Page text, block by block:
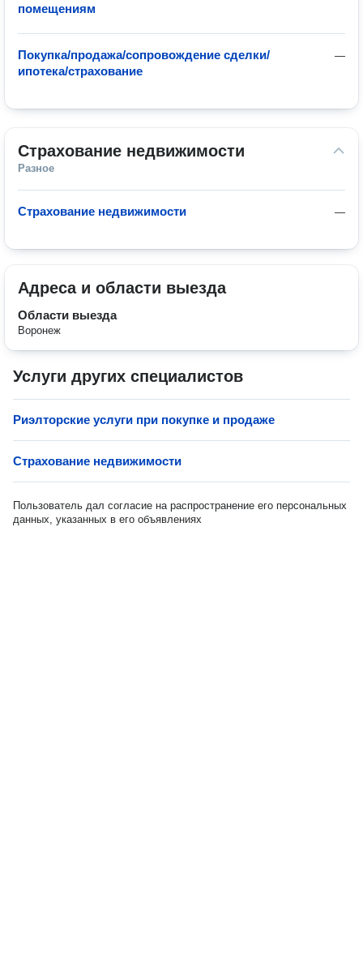
помещениям
—
Покупка/продажа/сопровождение сделки/
ипотека/страхование
Страхование недвижимости
Разное
—
Страхование недвижимости
Адреса и области выезда
Области выезда
Воронеж
Услуги других специалистов
Риэлторские услуги при покупке и продаже
Страхование недвижимости
Пользователь дал согласие на распространение его персональных
данных, указанных в его объявлениях